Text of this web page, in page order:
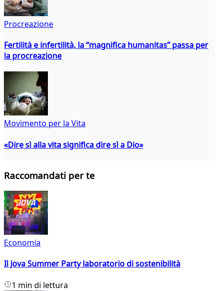
Procreazione
Fertilità e infertilità, la “magnifica humanitas” passa per
la procreazione
Movimento per la Vita
«Dire sì alla vita significa dire sì a Dio»
Raccomandati per te
Economia
Il Jova Summer Party laboratorio di sostenibilità
1 min di lettura